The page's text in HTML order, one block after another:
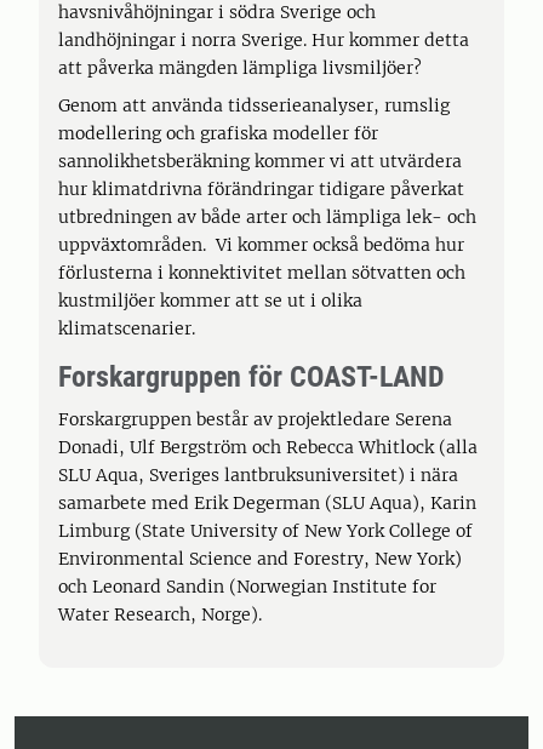
havsnivåhöjningar i södra Sverige och
landhöjningar i norra Sverige. Hur kommer detta
att påverka mängden lämpliga livsmiljöer?
Genom att använda tidsserieanalyser, rumslig
modellering och grafiska modeller för
sannolikhetsberäkning kommer vi att utvärdera
hur klimatdrivna förändringar tidigare påverkat
utbredningen av både arter och lämpliga lek- och
uppväxtområden. Vi kommer också bedöma hur
förlusterna i konnektivitet mellan sötvatten och
kustmiljöer kommer att se ut i olika
klimatscenarier.
Forskargruppen för COAST-LAND
Forskargruppen består av projektledare Serena
Donadi, Ulf Bergström och Rebecca Whitlock (alla
SLU Aqua, Sveriges lantbruksuniversitet) i nära
samarbete med Erik Degerman (SLU Aqua), Karin
Limburg (State University of New York College of
Environmental Science and Forestry, New York)
och Leonard Sandin (Norwegian Institute for
Water Research, Norge).